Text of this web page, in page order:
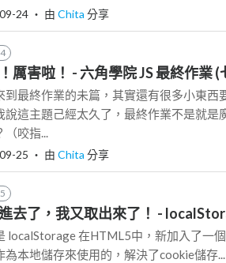
24 ‧ 由 Chita 分享
厲害啦！ - 六角學院 JS 最終作業 (
到最終作業的未篇，其實還有很多小東西
說這主題己經太久了，最終作業不是就是
咬指...
25 ‧ 由 Chita 分享
去了，我又取出來了！ -
localStorage 在HTML5中，新加入了一
為本地儲存來使用的，解決了cookie儲存...